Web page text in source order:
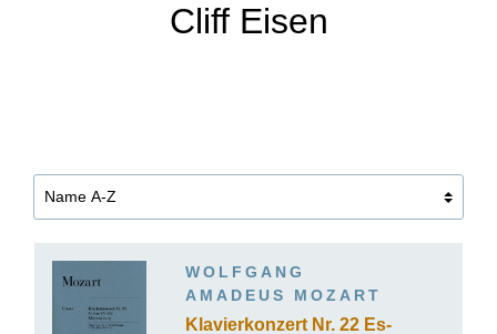
Cliff Eisen
WOLFGANG
AMADEUS MOZART
Klavierkonzert Nr. 22 Es-